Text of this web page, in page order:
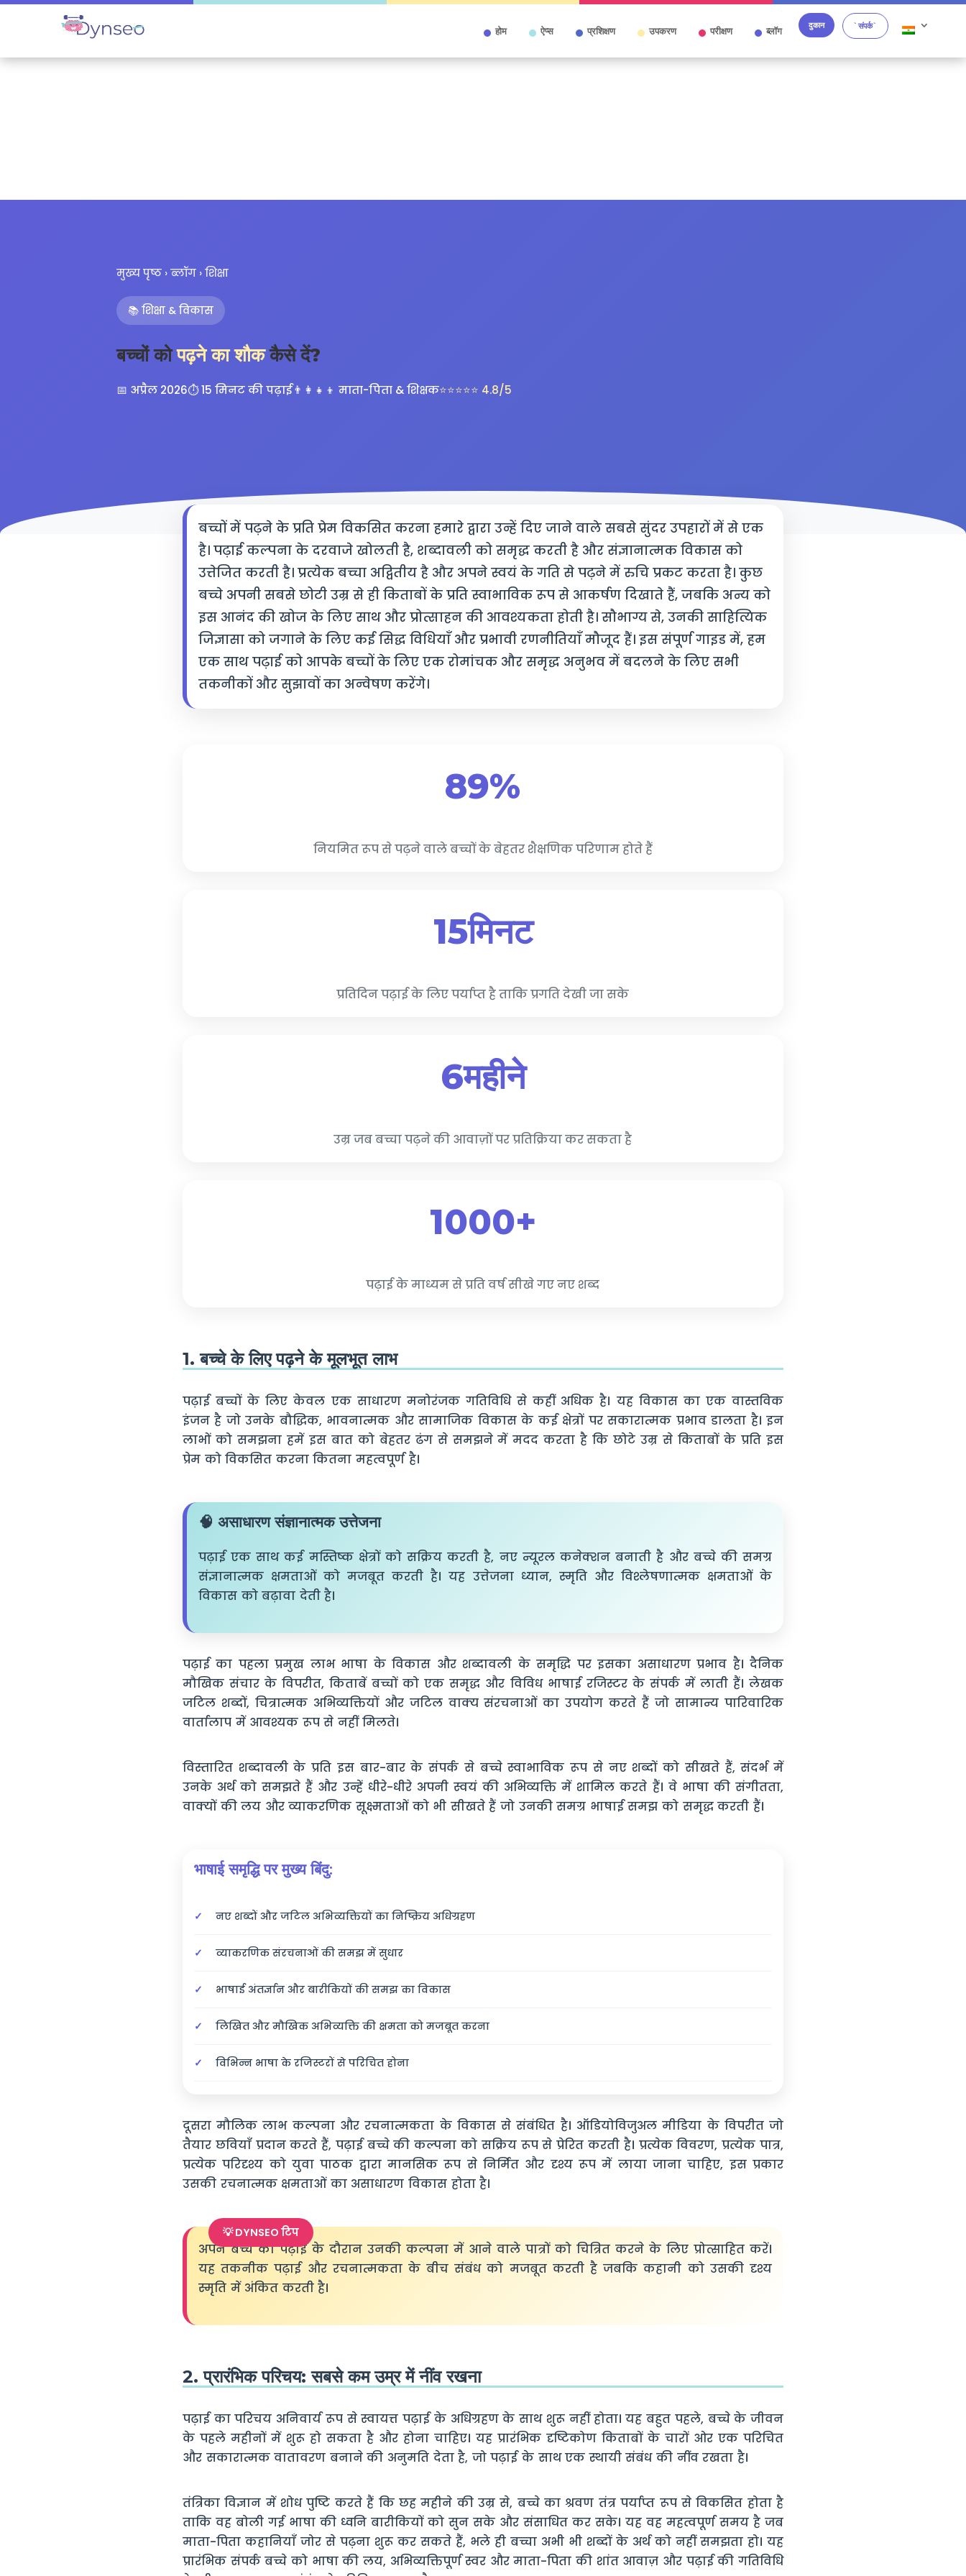
होम ऐप्स प्रशिक्षण उपकरण परीक्षण ब्लॉग दुकान `संपर्क`
मुख्य पृष्ठ ›ब्लॉग › शिक्षा
📚 शिक्षा & विकास
बच्चों कोपढ़ने का शौककैसे दें?
📅 अप्रैल 2026⏱️ 15 मिनट की पढ़ाई👨‍👩‍👧‍👦 माता-पिता & शिक्षक⭐⭐⭐⭐⭐ 4.8/5
बच्चों में पढ़ने के प्रति प्रेम विकसित करना हमारे द्वारा उन्हें दिए जाने वाले सबसे सुंदर उपहारों में से एक
है। पढ़ाई कल्पना के दरवाजे खोलती है, शब्दावली को समृद्ध करती है और संज्ञानात्मक विकास को
उत्तेजित करती है। प्रत्येक बच्चा अद्वितीय है और अपने स्वयं के गति से पढ़ने में रुचि प्रकट करता है। कुछ
बच्चे अपनी सबसे छोटी उम्र से ही किताबों के प्रति स्वाभाविक रूप से आकर्षण दिखाते हैं, जबकि अन्य को
इस आनंद की खोज के लिए साथ और प्रोत्साहन की आवश्यकता होती है। सौभाग्य से, उनकी साहित्यिक
जिज्ञासा को जगाने के लिए कई सिद्ध विधियाँ और प्रभावी रणनीतियाँ मौजूद हैं। इस संपूर्ण गाइड में, हम
एक साथ पढ़ाई को आपके बच्चों के लिए एक रोमांचक और समृद्ध अनुभव में बदलने के लिए सभी
तकनीकों और सुझावों का अन्वेषण करेंगे।
89%
नियमित रूप से पढ़ने वाले बच्चों के बेहतर शैक्षणिक परिणाम होते हैं
15मिनट
प्रतिदिन पढ़ाई के लिए पर्याप्त है ताकि प्रगति देखी जा सके
6महीने
उम्र जब बच्चा पढ़ने की आवाज़ों पर प्रतिक्रिया कर सकता है
1000+
पढ़ाई के माध्यम से प्रति वर्ष सीखे गए नए शब्द
1. बच्चे के लिए पढ़ने के मूलभूत लाभ
पढ़ाई बच्चों के लिए केवल एक साधारण मनोरंजक गतिविधि से कहीं अधिक है। यह विकास का एक वास्तविक
इंजन है जो उनके बौद्धिक, भावनात्मक और सामाजिक विकास के कई क्षेत्रों पर सकारात्मक प्रभाव डालता है। इन
लाभों को समझना हमें इस बात को बेहतर ढंग से समझने में मदद करता है कि छोटे उम्र से किताबों के प्रति इस
प्रेम को विकसित करना कितना महत्वपूर्ण है।
🧠 असाधारण संज्ञानात्मक उत्तेजना
पढ़ाई एक साथ कई मस्तिष्क क्षेत्रों को सक्रिय करती है, नए न्यूरल कनेक्शन बनाती है और बच्चे की समग्र
संज्ञानात्मक क्षमताओं को मजबूत करती है। यह उत्तेजना ध्यान, स्मृति और विश्लेषणात्मक क्षमताओं के
विकास को बढ़ावा देती है।
पढ़ाई का पहला प्रमुख लाभ भाषा के विकास और शब्दावली के समृद्धि पर इसका असाधारण प्रभाव है। दैनिक
मौखिक संचार के विपरीत, किताबें बच्चों को एक समृद्ध और विविध भाषाई रजिस्टर के संपर्क में लाती हैं। लेखक
जटिल शब्दों, चित्रात्मक अभिव्यक्तियों और जटिल वाक्य संरचनाओं का उपयोग करते हैं जो सामान्य पारिवारिक
वार्तालाप में आवश्यक रूप से नहीं मिलते।
विस्तारित शब्दावली के प्रति इस बार-बार के संपर्क से बच्चे स्वाभाविक रूप से नए शब्दों को सीखते हैं, संदर्भ में
उनके अर्थ को समझते हैं और उन्हें धीरे-धीरे अपनी स्वयं की अभिव्यक्ति में शामिल करते हैं। वे भाषा की संगीतता,
वाक्यों की लय और व्याकरणिक सूक्ष्मताओं को भी सीखते हैं जो उनकी समग्र भाषाई समझ को समृद्ध करती हैं।
भाषाई समृद्धि पर मुख्य बिंदु:
नए शब्दों और जटिल अभिव्यक्तियों का निष्क्रिय अधिग्रहण
व्याकरणिक संरचनाओं की समझ में सुधार
भाषाई अंतर्ज्ञान और बारीकियों की समझ का विकास
लिखित और मौखिक अभिव्यक्ति की क्षमता को मजबूत करना
विभिन्न भाषा के रजिस्टरों से परिचित होना
दूसरा मौलिक लाभ कल्पना और रचनात्मकता के विकास से संबंधित है। ऑडियोविजुअल मीडिया के विपरीत जो
तैयार छवियाँ प्रदान करते हैं, पढ़ाई बच्चे की कल्पना को सक्रिय रूप से प्रेरित करती है। प्रत्येक विवरण, प्रत्येक पात्र,
प्रत्येक परिदृश्य को युवा पाठक द्वारा मानसिक रूप से निर्मित और दृश्य रूप में लाया जाना चाहिए, इस प्रकार
उसकी रचनात्मक क्षमताओं का असाधारण विकास होता है।
💡 DYNSEO टिप
अपने बच्चे को पढ़ाई के दौरान उनकी कल्पना में आने वाले पात्रों को चित्रित करने के लिए प्रोत्साहित करें।
यह तकनीक पढ़ाई और रचनात्मकता के बीच संबंध को मजबूत करती है जबकि कहानी को उसकी दृश्य
स्मृति में अंकित करती है।
2. प्रारंभिक परिचय: सबसे कम उम्र में नींव रखना
पढ़ाई का परिचय अनिवार्य रूप से स्वायत्त पढ़ाई के अधिग्रहण के साथ शुरू नहीं होता। यह बहुत पहले, बच्चे के जीवन
के पहले महीनों में शुरू हो सकता है और होना चाहिए। यह प्रारंभिक दृष्टिकोण किताबों के चारों ओर एक परिचित
और सकारात्मक वातावरण बनाने की अनुमति देता है, जो पढ़ाई के साथ एक स्थायी संबंध की नींव रखता है।
तंत्रिका विज्ञान में शोध पुष्टि करते हैं कि छह महीने की उम्र से, बच्चे का श्रवण तंत्र पर्याप्त रूप से विकसित होता है
ताकि वह बोली गई भाषा की ध्वनि बारीकियों को सुन सके और संसाधित कर सके। यह वह महत्वपूर्ण समय है जब
माता-पिता कहानियाँ जोर से पढ़ना शुरू कर सकते हैं, भले ही बच्चा अभी भी शब्दों के अर्थ को नहीं समझता हो। यह
प्रारंभिक संपर्क बच्चे को भाषा की लय, अभिव्यक्तिपूर्ण स्वर और माता-पिता की शांत आवाज़ और पढ़ाई की गतिविधि